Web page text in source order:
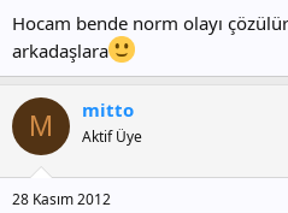
Hocam bende norm olayı
arkadaşlara
M mitto
Aktif Üye
28 Kasım 2012